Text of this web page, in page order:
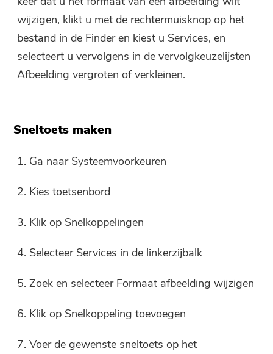
wijzigen, klikt u met de rechtermuisknop op het
bestand in de Finder en kiest u Services, en
selecteert u vervolgens in de vervolgkeuzelijsten
Afbeelding vergroten of verkleinen.
Sneltoets maken
1. Ga naar Systeemvoorkeuren
2. Kies toetsenbord
3. Klik op Snelkoppelingen
4. Selecteer Services in de linkerzijbalk
5. Zoek en selecteer Formaat afbeelding wijzigen
6. Klik op Snelkoppeling toevoegen
7. Voer de gewenste sneltoets op het
Abonneer u op onze beste deals
worden Deze software kan
gebruikt op Mac. U kunt uw e-
mailadres invoeren om de
downloadlink en couponcode te
ontvangen. Als u de software
Verzenden